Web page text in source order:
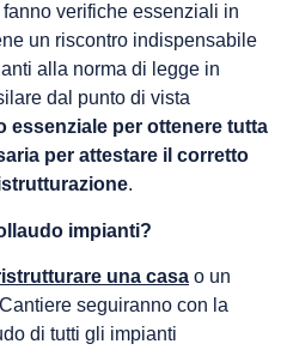
verifiche essenziali in
un riscontro indispensabile
alla norma di legge in
dal punto di vista
essenziale per ottenere tutta
per attestare il corretto
.
impianti?
una casa o un
seguiranno con la
di tutti gli impianti